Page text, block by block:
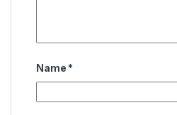
Name *